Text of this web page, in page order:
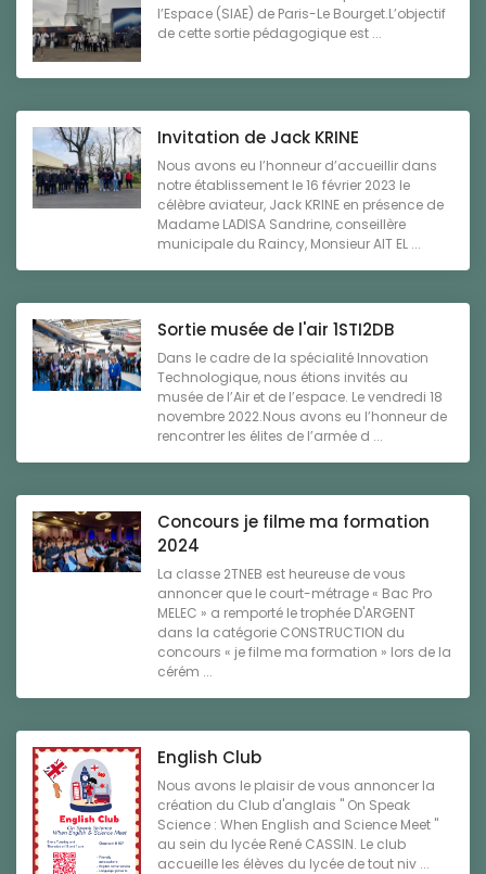
l’Espace (SIAE) de Paris-Le Bourget.L’objectif
de cette sortie pédagogique est ...
Invitation de Jack KRINE
Nous avons eu l’honneur d’accueillir dans
notre établissement le 16 février 2023 le
célèbre aviateur, Jack KRINE en présence de
Madame LADISA Sandrine, conseillère
municipale du Raincy, Monsieur AIT EL ...
Sortie musée de l'air 1STI2DB
Dans le cadre de la spécialité Innovation
Technologique, nous étions invités au
musée de l’Air et de l’espace. Le vendredi 18
novembre 2022.Nous avons eu l’honneur de
rencontrer les élites de l’armée d ...
Concours je filme ma formation
2024
La classe 2TNEB est heureuse de vous
annoncer que le court-métrage « Bac Pro
MELEC » a remporté le trophée D'ARGENT
dans la catégorie CONSTRUCTION du
concours « je filme ma formation » lors de la
cérém ...
English Club
Nous avons le plaisir de vous annoncer la
création du Club d'anglais " On Speak
Science : When English and Science Meet "
au sein du lycée René CASSIN. Le club
accueille les élèves du lycée de tout niv ...